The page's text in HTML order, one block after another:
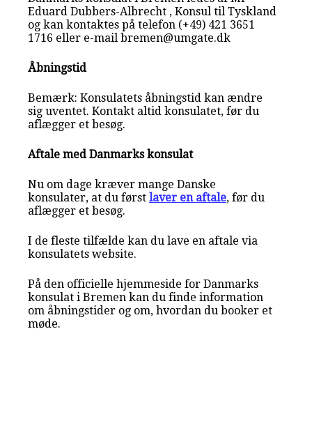
Eduard Dubbers-Albrecht , Konsul til Tyskland
og kan kontaktes på telefon (+49) 421 3651
1716 eller e-mail bremen@umgate.dk
Åbningstid
Bemærk: Konsulatets åbningstid kan ændre
sig uventet. Kontakt altid konsulatet, før du
aflægger et besøg.
Aftale med Danmarks konsulat
Nu om dage kræver mange Danske
konsulater, at du førstlaver en aftale, før du
aflægger et besøg.
I de fleste tilfælde kan du lave en aftale via
konsulatets website.
På den officielle hjemmeside for Danmarks
konsulat i Bremen kan du finde information
om åbningstider og om, hvordan du booker et
møde.